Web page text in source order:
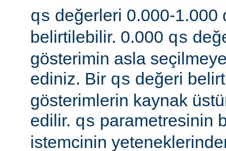
qs değerleri 0.000-1.000
belirtilebilir. 0.000 qs
gösterimin asla
ediniz. Bir qs değeri
gösterimlerin kaynak
edilir. qs parametresinin
istemcinin